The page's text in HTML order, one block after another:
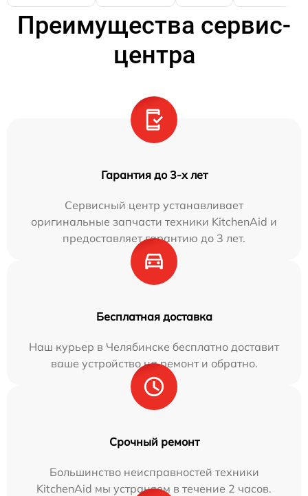
Преимущества сервис-
центра
Гарантия до 3-х лет
Сервисный центр устанавливает
оригинальные запчасти техники KitchenAid и
предоставляет гарантию до 3 лет.
Бесплатная доставка
Наш курьер в Челябинске бесплатно доставит
ваше устройство на ремонт и обратно.
Срочный ремонт
Большинство неисправностей техники
KitchenAid мы устраняем в течение 2 часов.